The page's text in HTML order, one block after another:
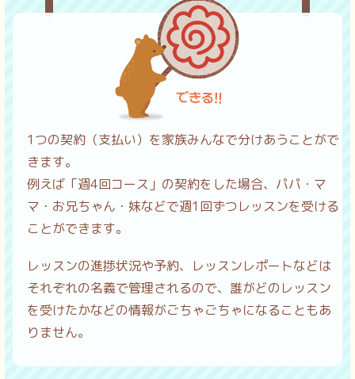
1つの契約（支払い）を家族みんなで分けあうことがで
きます。
例えば「週4回コース」の契約をした場合、パパ・マ
マ・お兄ちゃん・妹などで週1回ずつレッスンを受ける
ことができます。
レッスンの進捗状況や予約、レッスンレポートなどは
それぞれの名義で管理されるので、誰がどのレッスン
を受けたかなどの情報がごちゃごちゃになることもあ
りません。